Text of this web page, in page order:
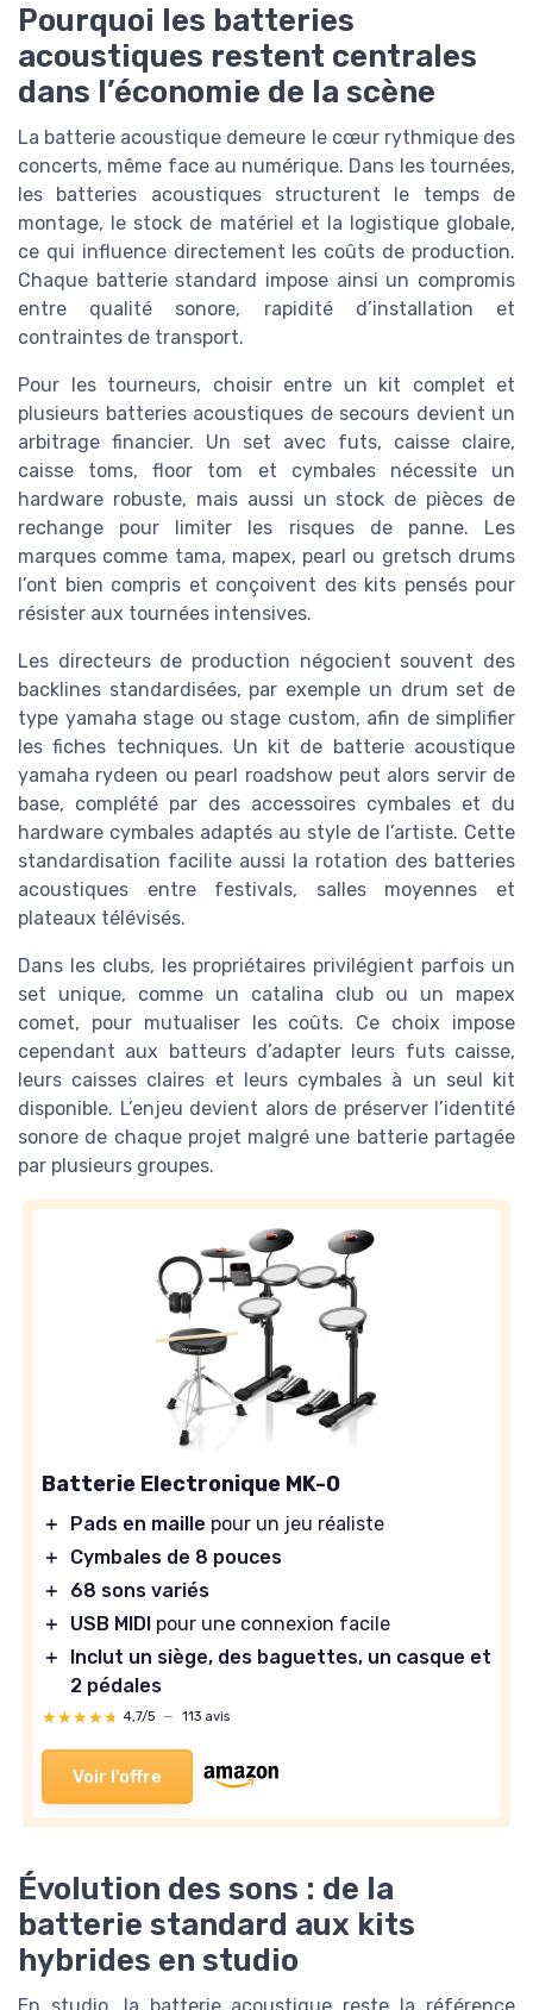
Pourquoi les batteries
acoustiques restent centrales
dans l’économie de la scène
La batterie acoustique demeure le cœur rythmique des
concerts, même face au numérique. Dans les tournées,
les batteries acoustiques structurent le temps de
montage, le stock de matériel et la logistique globale,
ce qui influence directement les coûts de production.
Chaque batterie standard impose ainsi un compromis
entre qualité sonore, rapidité d’installation et
contraintes de transport.
Pour les tourneurs, choisir entre un kit complet et
plusieurs batteries acoustiques de secours devient un
arbitrage financier. Un set avec futs, caisse claire,
caisse toms, floor tom et cymbales nécessite un
hardware robuste, mais aussi un stock de pièces de
rechange pour limiter les risques de panne. Les
marques comme tama, mapex, pearl ou gretsch drums
l’ont bien compris et conçoivent des kits pensés pour
résister aux tournées intensives.
Les directeurs de production négocient souvent des
backlines standardisées, par exemple un drum set de
type yamaha stage ou stage custom, afin de simplifier
les fiches techniques. Un kit de batterie acoustique
yamaha rydeen ou pearl roadshow peut alors servir de
base, complété par des accessoires cymbales et du
hardware cymbales adaptés au style de l’artiste. Cette
standardisation facilite aussi la rotation des batteries
acoustiques entre festivals, salles moyennes et
plateaux télévisés.
Dans les clubs, les propriétaires privilégient parfois un
set unique, comme un catalina club ou un mapex
comet, pour mutualiser les coûts. Ce choix impose
cependant aux batteurs d’adapter leurs futs caisse,
leurs caisses claires et leurs cymbales à un seul kit
disponible. L’enjeu devient alors de préserver l’identité
sonore de chaque projet malgré une batterie partagée
par plusieurs groupes.
Batterie Electronique MK-0
＋ Pads en maille pour un jeu réaliste
＋
Cymbales de 8 pouces
＋
68 sons variés
＋
USB MIDI pour une connexion facile
＋
Inclut un siège, des baguettes, un casque et
2 pédales
★★★★★
★★★★★ 4,7/5 — 113 avis
Voir l'offre
Évolution des sons : de la
batterie standard aux kits
hybrides en studio
En studio, la batterie acoustique reste la référence